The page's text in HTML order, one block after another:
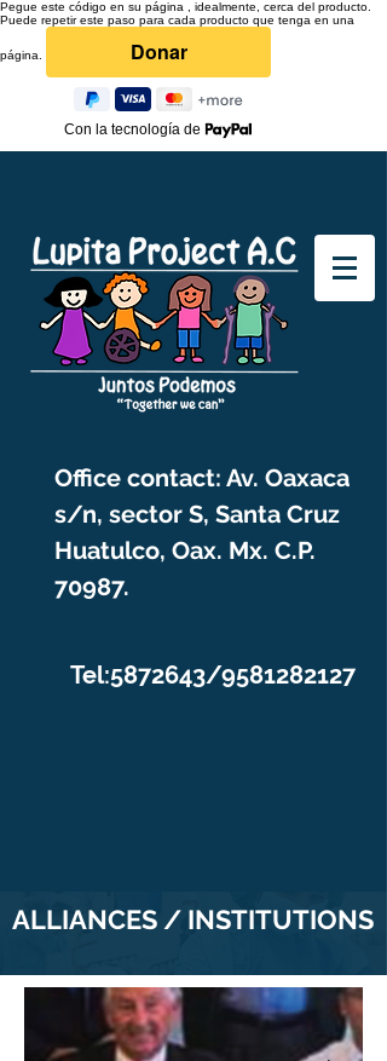
Pegue este código en su página , idealmente, cerca del producto.
Puede repetir este paso para cada producto que tenga en una
página.
Con la tecnología de
Office contact: Av. Oaxaca
s/n, sector S, Santa Cruz
Huatulco, Oax. Mx. C.P.
70987.
Tel:5872643/9581282127
ALLIANCES / INSTITUTIONS